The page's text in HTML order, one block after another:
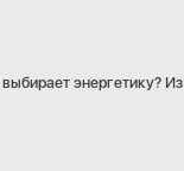
энергетику? Из